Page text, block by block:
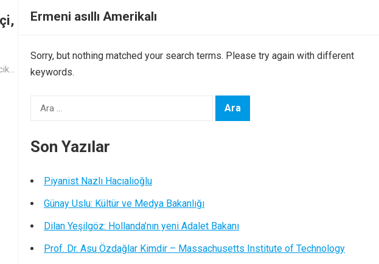
Almanya, Hollanda, Ingiltere, Belcika, Fransa, Amerika, Cin, Rusya, Isvec, Isvicre, Yunanistan, Kanada, Avusturya Başarılı Muthis Türk lerin Hikaye ve Öykuleri, Turk Isadamlari, Turk Girisimciler, Avrupali Turkler
Ermeni asıllı Amerikalı
Sorry, but nothing matched your search terms. Please try again with different
keywords.
Arama:
Son Yazılar
Piyanist Nazlı Hacıalioğlu
Günay Uslu: Kültür ve Medya Bakanlığı
Dilan Yeşilgöz: Hollanda’nın yeni Adalet Bakanı
Prof. Dr. Asu Özdağlar Kimdir – Massachusetts Institute of Technology